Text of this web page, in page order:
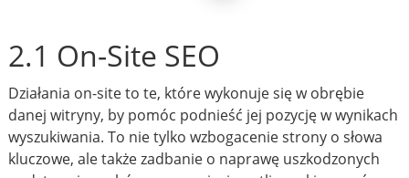
2.1 On-Site SEO
Działania on-site to te, które wykonuje się w obrębie
danej witryny, by pomóc podnieść jej pozycję w wynikach
wyszukiwania. To nie tylko wzbogacenie strony o słowa
kluczowe, ale także zadbanie o naprawę uszkodzonych